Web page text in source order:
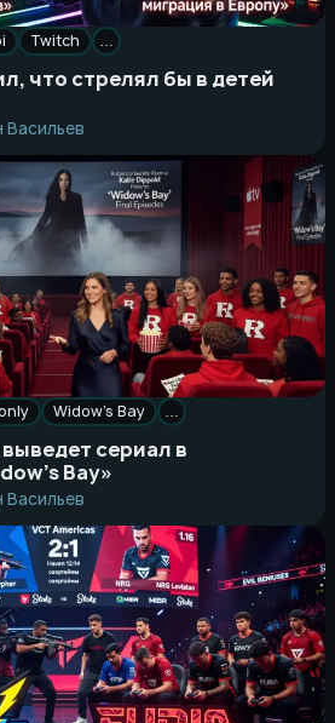
Twitch …
что стрелял бы в детей
Васильев
Widow’s Bay …
сериал в
Bay»
Васильев